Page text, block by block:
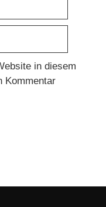
in diesem
Kommentar